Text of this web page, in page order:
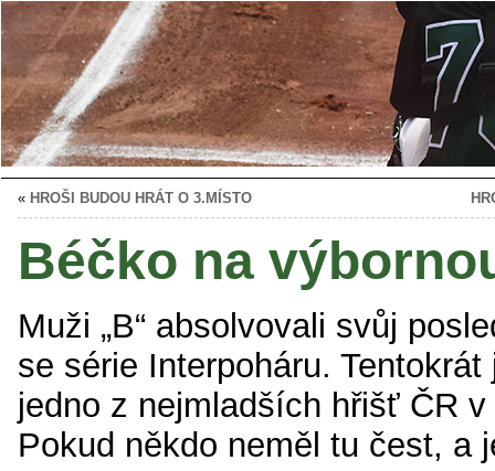
« HROŠI BUDOU HRÁT O 3.MÍSTO
Béčko na
Muži „B“ absolvovali svůj
se série Interpoháru.
jedno z nejmladších hřišť ČR
Pokud někdo neměl tu čest, a